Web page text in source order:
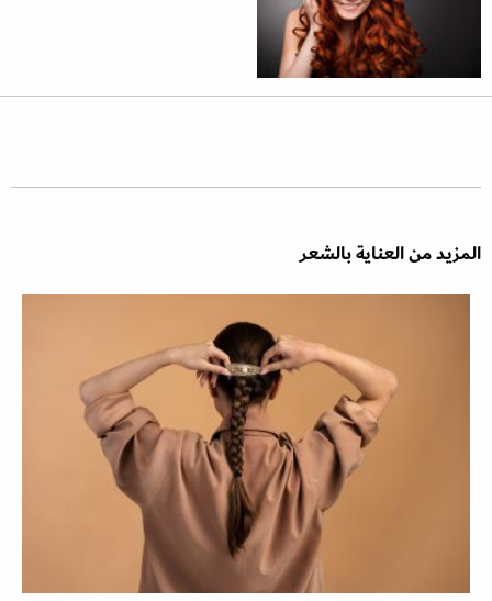
المزيد من العناية بالشعر